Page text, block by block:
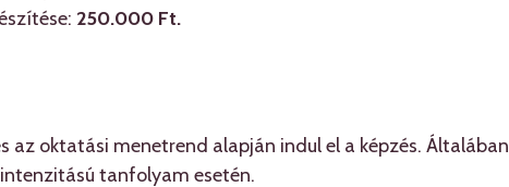
250.000 Ft.
az oktatási menetrend alapján indul el a képzés. Általában
tanfolyam esetén.